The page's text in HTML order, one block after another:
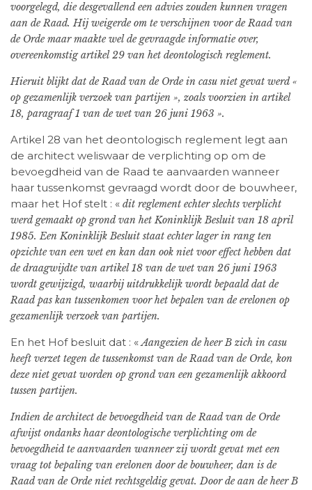
voorgelegd, die desgevallend een advies zouden kunnen vragen
aan de Raad. Hij weigerde om te verschijnen voor de Raad van
de Orde maar maakte wel de gevraagde informatie over,
overeenkomstig artikel 29 van het deontologisch reglement.
Hieruit blijkt dat de Raad van de Orde in casu niet gevat werd «
op gezamenlijk verzoek van partijen », zoals voorzien in artikel
18, paragraaf 1 van de wet van 26 juni 1963 ».
Artikel 28 van het deontologisch reglement legt aan
de architect weliswaar de verplichting op om de
bevoegdheid van de Raad te aanvaarden wanneer
haar tussenkomst gevraagd wordt door de bouwheer,
maar het Hof stelt : « dit reglement echter slechts verplicht
werd gemaakt op grond van het Koninklijk Besluit van 18 april
1985. Een Koninklijk Besluit staat echter lager in rang ten
opzichte van een wet en kan dan ook niet voor effect hebben dat
de draagwijdte van artikel 18 van de wet van 26 juni 1963
wordt gewijzigd, waarbij uitdrukkelijk wordt bepaald dat de
Raad pas kan tussenkomen voor het bepalen van de erelonen op
gezamenlijk verzoek van partijen.
En het Hof besluit dat : «Aangezien de heer B zich in casu
heeft verzet tegen de tussenkomst van de Raad van de Orde, kon
deze niet gevat worden op grond van een gezamenlijk akkoord
tussen partijen.
Indien de architect de bevoegdheid van de Raad van de Orde
afwijst ondanks haar deontologische verplichting om de
bevoegdheid te aanvaarden wanneer zij wordt gevat met een
vraag tot bepaling van erelonen door de bouwheer, dan is de
Raad van de Orde niet rechtsgeldig gevat. Door de aan de heer B